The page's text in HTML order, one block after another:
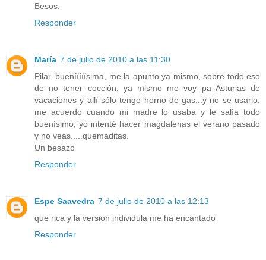
Besos.
Responder
María 7 de julio de 2010 a las 11:30
Pilar, buenííííísima, me la apunto ya mismo, sobre todo eso
de no tener cocción, ya mismo me voy pa Asturias de
vacaciones y allí sólo tengo horno de gas...y no se usarlo,
me acuerdo cuando mi madre lo usaba y le salía todo
buenísimo, yo intenté hacer magdalenas el verano pasado
y no veas.....quemaditas.
Un besazo
Responder
Espe Saavedra 7 de julio de 2010 a las 12:13
que rica y la version individula me ha encantado
Responder